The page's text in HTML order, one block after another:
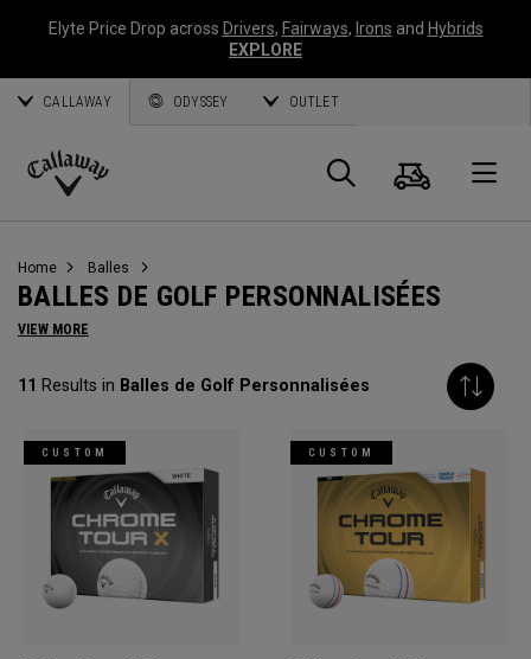
Elyte Price Drop across Drivers, Fairways, Irons and Hybrids
EXPLORE
CALLAWAY ODYSSEY OUTLET
Callaway
Panier
Home Balles
BALLES DE GOLF PERSONNALISÉES
VIEW MORE
11 Results in Balles de Golf Personnalisées
CUSTOM CUSTOM